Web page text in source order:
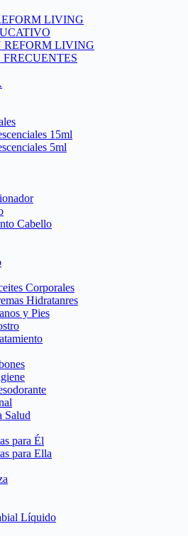
LIVING
REFORM LIVING
15ml
5ml
Cabello
Corporales
Hidratanres
y Pies
Salud
para Él
para Ella
Líquido